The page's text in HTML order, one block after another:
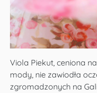
Viola Piekut, ceniona
mody, nie zawiodła
zgromadzonych na